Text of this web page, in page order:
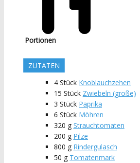
Portionen
ZUTATEN
4 Stück Knoblauchzehen
15 Stück Zwiebeln (große)
3 Stück Paprika
6 Stück Möhren
320 g Strauchtomaten
200 g Pilze
800 g Rindergulasch
50 g Tomatenmark